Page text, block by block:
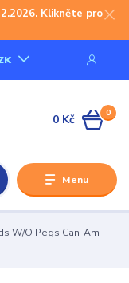
Klikněte pro
Menu
0
0 Kč
W/O Pegs Can-Am